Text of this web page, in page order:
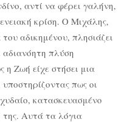
αντί να φέρει γαλήνη,
κρίση. Ο Μιχάλης,
αδικημένου, πλησιάζει
αδιανόητη πλύση
η Ζωή είχε στήσει μια
πως οι
κατασκευασμένο
Αυτά τα λόγια